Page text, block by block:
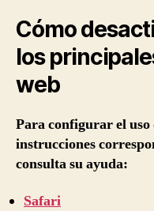
Cómo
los
web
Para configurar el uso
instrucciones
consulta su ayuda:
Safari